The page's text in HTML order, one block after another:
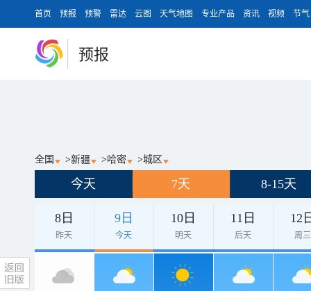
首页 预报 预警 雷达 云图 天气地图 专业产品 资讯 视频 节气
预报
全国 >新疆 >哈密 >城区
今天 7天 8-15天
8日
昨天
9日
今天
10日
明天
11日
后天
12
周三